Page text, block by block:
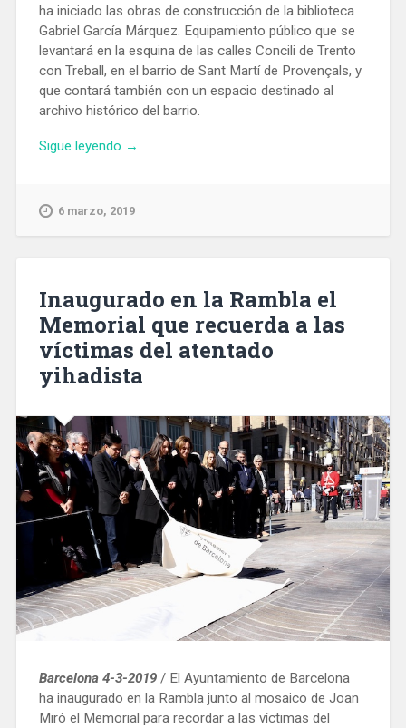
ha iniciado las obras de construcción de la biblioteca
Gabriel García Márquez. Equipamiento público que se
levantará en la esquina de las calles Concili de Trento
con Treball, en el barrio de Sant Martí de Provençals, y
que contará también con un espacio destinado al
archivo histórico del barrio.
Sigue leyendo «Comienza
de
Martí
de
Provençals»
→
6 marzo, 2019
Inaugurado en la Rambla el
Memorial que recuerda a las
víctimas del atentado
yihadista
Barcelona 4-3-2019/ El Ayuntamiento de Barcelona
ha inaugurado en la Rambla junto al mosaico de Joan
Miró el Memorial para recordar a las víctimas del